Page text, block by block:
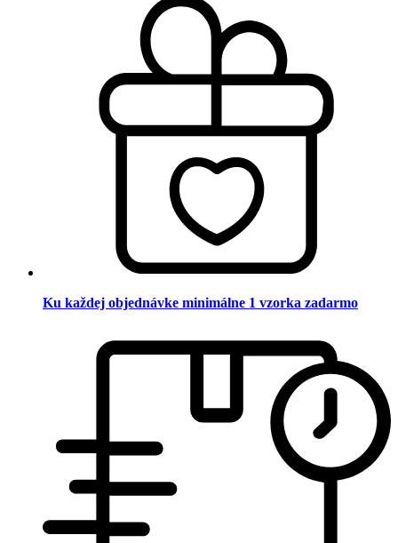
Ku každej objednávke minimálne 1 vzorka zadarmo